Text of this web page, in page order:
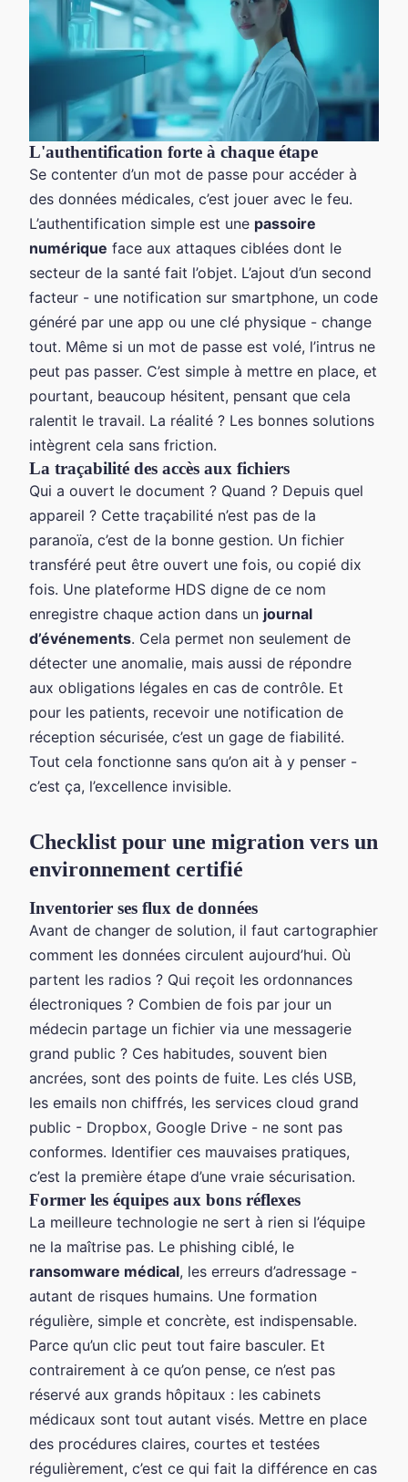
L'authentification forte à chaque étape
Se contenter d’un mot de passe pour accéder à
des données médicales, c’est jouer avec le feu.
L’authentification simple est une passoire
numérique face aux attaques ciblées dont le
secteur de la santé fait l’objet. L’ajout d’un second
facteur - une notification sur smartphone, un code
généré par une app ou une clé physique - change
tout. Même si un mot de passe est volé, l’intrus ne
peut pas passer. C’est simple à mettre en place, et
pourtant, beaucoup hésitent, pensant que cela
ralentit le travail. La réalité ? Les bonnes solutions
intègrent cela sans friction.
La traçabilité des accès aux fichiers
Qui a ouvert le document ? Quand ? Depuis quel
appareil ? Cette traçabilité n’est pas de la
paranoïa, c’est de la bonne gestion. Un fichier
transféré peut être ouvert une fois, ou copié dix
fois. Une plateforme HDS digne de ce nom
enregistre chaque action dans un journal
d’événements. Cela permet non seulement de
détecter une anomalie, mais aussi de répondre
aux obligations légales en cas de contrôle. Et
pour les patients, recevoir une notification de
réception sécurisée, c’est un gage de fiabilité.
Tout cela fonctionne sans qu’on ait à y penser -
c’est ça, l’excellence invisible.
Checklist pour une migration vers un
environnement certifié
Inventorier ses flux de données
Avant de changer de solution, il faut cartographier
comment les données circulent aujourd’hui. Où
partent les radios ? Qui reçoit les ordonnances
électroniques ? Combien de fois par jour un
médecin partage un fichier via une messagerie
grand public ? Ces habitudes, souvent bien
ancrées, sont des points de fuite. Les clés USB,
les emails non chiffrés, les services cloud grand
public - Dropbox, Google Drive - ne sont pas
conformes. Identifier ces mauvaises pratiques,
c’est la première étape d’une vraie sécurisation.
Former les équipes aux bons réflexes
La meilleure technologie ne sert à rien si l’équipe
ne la maîtrise pas. Le phishing ciblé, le
ransomware médical, les erreurs d’adressage -
autant de risques humains. Une formation
régulière, simple et concrète, est indispensable.
Parce qu’un clic peut tout faire basculer. Et
contrairement à ce qu’on pense, ce n’est pas
réservé aux grands hôpitaux : les cabinets
médicaux sont tout autant visés. Mettre en place
des procédures claires, courtes et testées
régulièrement, c’est ce qui fait la différence en cas